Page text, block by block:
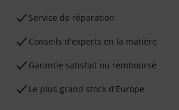
Service de réparation
Conseils d'experts en la matière
Garantie satisfait ou remboursé
Le plus grand stock d'Europe